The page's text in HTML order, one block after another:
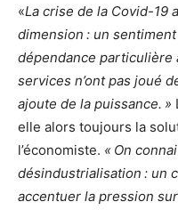
«La crise de la Covid-19
dimension : un
dépendance particulière
services n’ont pas joué
ajoute de la puissance. »
elle alors toujours la
l’économiste. « On
désindustrialisation : un
accentuer la pression